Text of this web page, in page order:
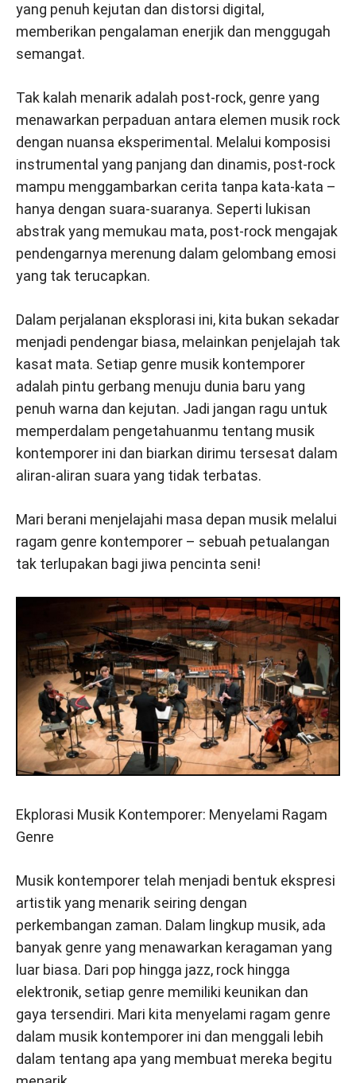
yang penuh kejutan dan distorsi digital,
memberikan pengalaman enerjik dan menggugah
semangat.
Tak kalah menarik adalah post-rock, genre yang
menawarkan perpaduan antara elemen musik rock
dengan nuansa eksperimental. Melalui komposisi
instrumental yang panjang dan dinamis, post-rock
mampu menggambarkan cerita tanpa kata-kata –
hanya dengan suara-suaranya. Seperti lukisan
abstrak yang memukau mata, post-rock mengajak
pendengarnya merenung dalam gelombang emosi
yang tak terucapkan.
Dalam perjalanan eksplorasi ini, kita bukan sekadar
menjadi pendengar biasa, melainkan penjelajah tak
kasat mata. Setiap genre musik kontemporer
adalah pintu gerbang menuju dunia baru yang
penuh warna dan kejutan. Jadi jangan ragu untuk
memperdalam pengetahuanmu tentang musik
kontemporer ini dan biarkan dirimu tersesat dalam
aliran-aliran suara yang tidak terbatas.
Mari berani menjelajahi masa depan musik melalui
ragam genre kontemporer – sebuah petualangan
tak terlupakan bagi jiwa pencinta seni!
Ekplorasi Musik Kontemporer: Menyelami Ragam
Genre
Musik kontemporer telah menjadi bentuk ekspresi
artistik yang menarik seiring dengan
perkembangan zaman. Dalam lingkup musik, ada
banyak genre yang menawarkan keragaman yang
luar biasa. Dari pop hingga jazz, rock hingga
elektronik, setiap genre memiliki keunikan dan
gaya tersendiri. Mari kita menyelami ragam genre
dalam musik kontemporer ini dan menggali lebih
dalam tentang apa yang membuat mereka begitu